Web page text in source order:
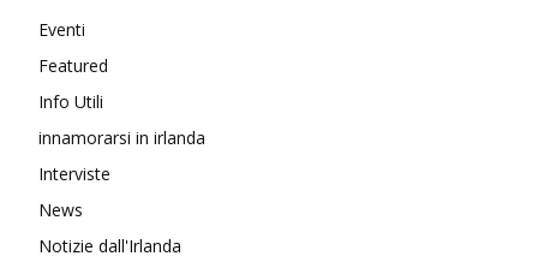
Eventi
Featured
Info Utili
innamorarsi in irlanda
Interviste
News
Notizie dall'Irlanda